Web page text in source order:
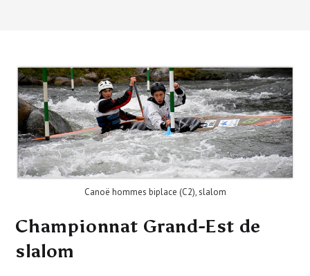
Canoë hommes biplace (C2), slalom
Championnat Grand-Est de
slalom